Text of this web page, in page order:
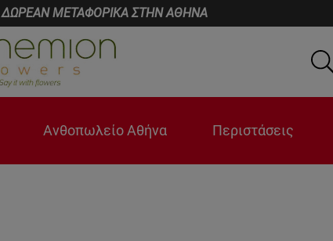
ΔΩΡΕΑΝ ΜΕΤΑΦΟΡΙΚΑ ΣΤΗΝ ΑΘΗΝΑ
Ανθοπωλείο Αθήνα Περιστάσεις